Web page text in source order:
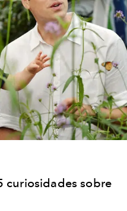
curiosidades sobre